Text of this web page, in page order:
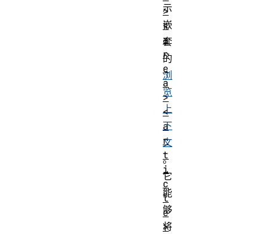
示
嵌
套
的
浏
览
上
下
文
。
它
能
够
将
>
<
a
r
e
a
>
<
a
r
t
i
c
l
e
>